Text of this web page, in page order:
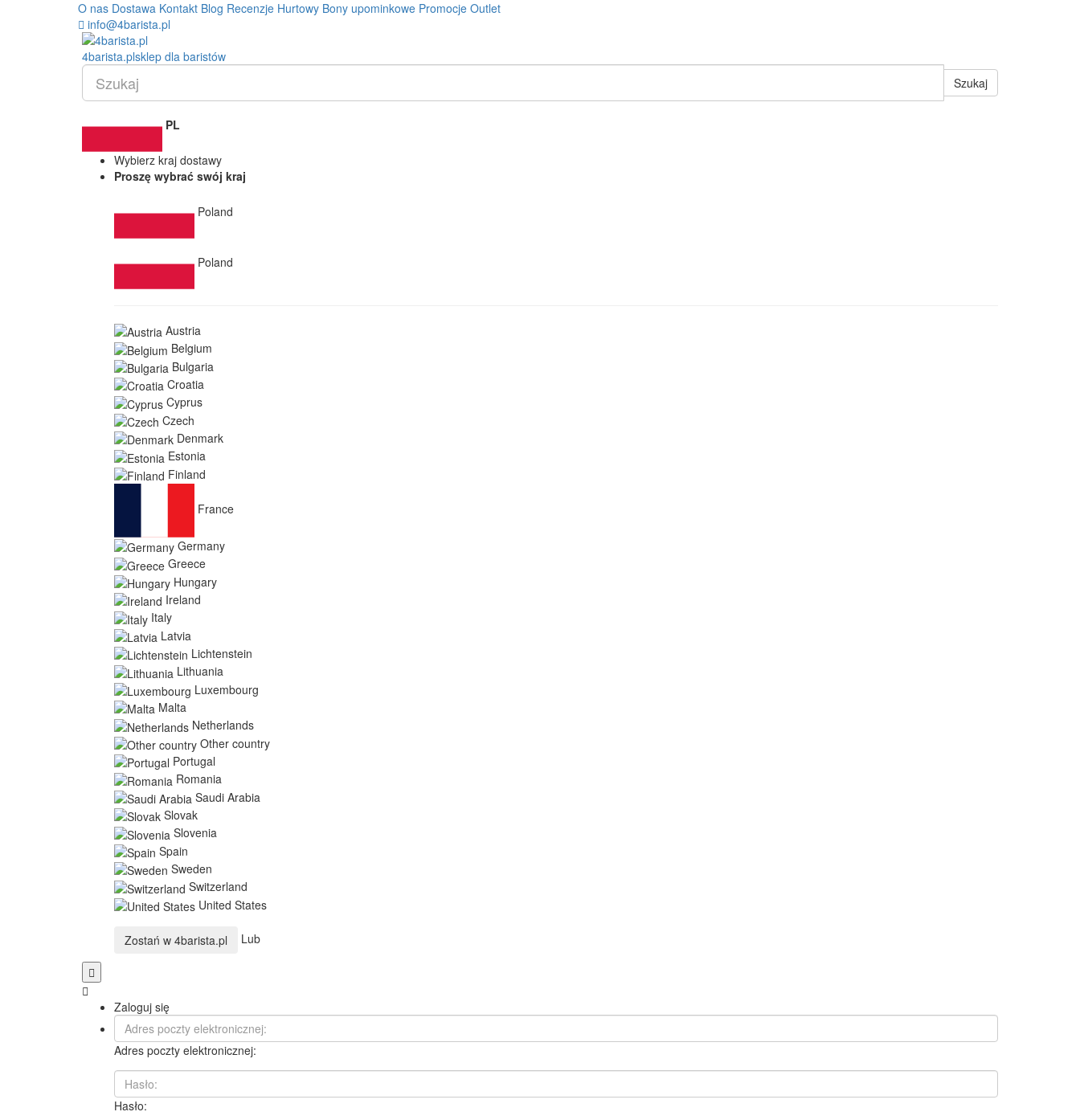
O nas Dostawa Kontakt Blog Recenzje Hurtowy Bony upominkowe Promocje Outlet
info@4barista.pl
4barista.plsklep dla baristów
Szukaj
PL
Wybierz kraj dostawy
Proszę wybrać swój kraj
Poland
Poland
Austria
Belgium
Bulgaria
Croatia
Cyprus
Czech
Denmark
Estonia
Finland
France
Germany
Greece
Hungary
Ireland
Italy
Latvia
Lichtenstein
Lithuania
Luxembourg
Malta
Netherlands
Other country
Portugal
Romania
Saudi Arabia
Slovak
Slovenia
Spain
Sweden
Switzerland
United States
Zostań w 4barista.pl Lub
Zaloguj się
Adres poczty elektronicznej:
Hasło: